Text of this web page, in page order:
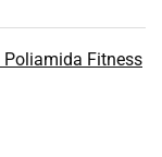
Fitness